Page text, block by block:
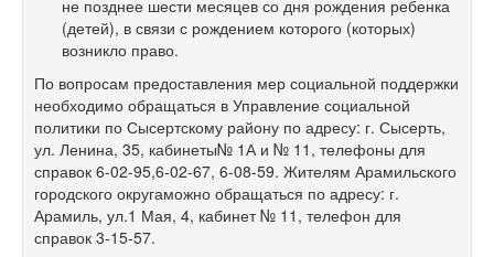
не позднее шести месяцев со дня рождения ребенка
(детей), в связи с рождением которого (которых)
возникло право.
По вопросам предоставления мер социальной поддержки
необходимо обращаться в Управление социальной
политики по Сысертскому району по адресу: г. Сысерть,
ул. Ленина, 35, кабинеты№ 1А и № 11, телефоны для
справок 6-02-95,6-02-67, 6-08-59. Жителям Арамильского
городского округаможно обращаться по адресу: г.
Арамиль, ул.1 Мая, 4, кабинет № 11, телефон для
справок 3-15-57.